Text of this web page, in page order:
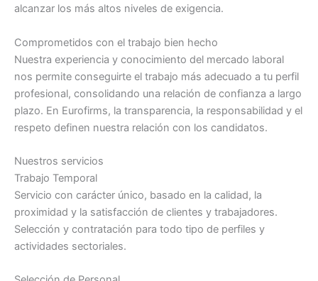
alcanzar los más altos niveles de exigencia.
Comprometidos con el trabajo bien hecho
Nuestra experiencia y conocimiento del mercado laboral
nos permite conseguirte el trabajo más adecuado a tu perfil
profesional, consolidando una relación de confianza a largo
plazo. En Eurofirms, la transparencia, la responsabilidad y el
respeto definen nuestra relación con los candidatos.
Nuestros servicios
Trabajo Temporal
Servicio con carácter único, basado en la calidad, la
proximidad y la satisfacción de clientes y trabajadores.
Selección y contratación para todo tipo de perfiles y
actividades sectoriales.